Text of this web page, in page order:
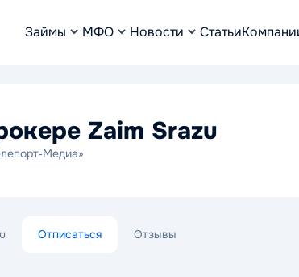
Займы МФО Новости Статьи
Zaim Srazu
Отписаться Отзывы